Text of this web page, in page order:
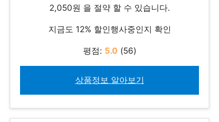
2,050원 을 절약 할 수 있습니다.
지금도 12% 할인행사중인지 확인
평점: 5.0 (56)
상품정보 알아보기